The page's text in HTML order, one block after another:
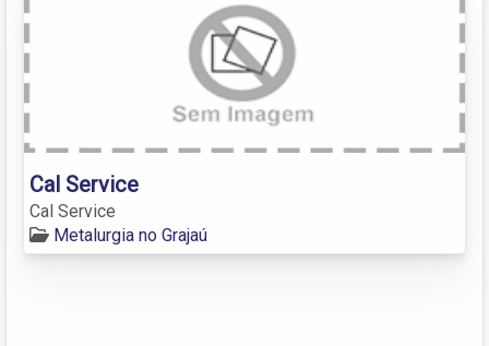
Cal Service
Cal Service
Metalurgia no Grajaú